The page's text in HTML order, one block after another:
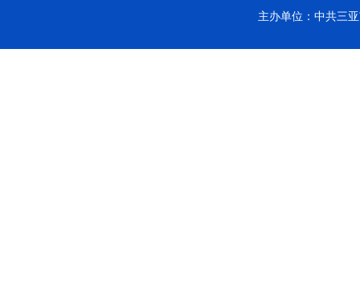
主办单位：中共三